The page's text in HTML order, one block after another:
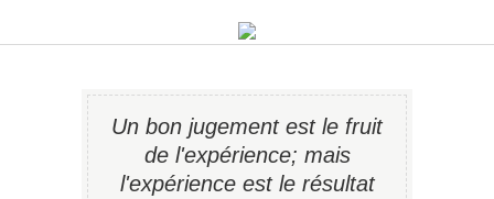
Un bon jugement est le fruit
de l'expérience; mais
l'expérience est le résultat